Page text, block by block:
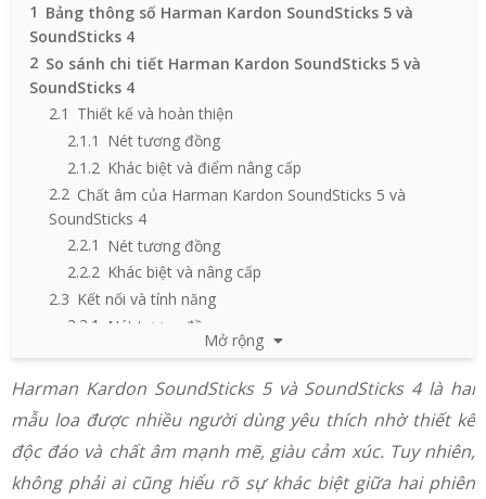
1 Bảng thông số Harman Kardon SoundSticks 5 và
SoundSticks 4
2 So sánh chi tiết Harman Kardon SoundSticks 5 và
SoundSticks 4
2.1 Thiết kế và hoàn thiện
2.1.1 Nét tương đồng
2.1.2 Khác biệt và điểm nâng cấp
2.2 Chất âm của Harman Kardon SoundSticks 5 và
SoundSticks 4
2.2.1 Nét tương đồng
2.2.2 Khác biệt và nâng cấp
2.3 Kết nối và tính năng
2.3.1 Nét tương đồng
Khác biệt và điểm nâng cấp
Trải nghiệm người dùng và tiện ích
2.4.2 Trải nghiệm người dùng trên SoundSticks 4
2.4.3 Điểm nâng cấp về tiện ích trên SoundSticks 5
2.5 Giá tham khảo của Harman Kardon SoundSticks 5 và
Mở rộng
Harman Kardon SoundSticks 5 và SoundSticks 4 là hai
mẫu loa được nhiều người dùng yêu thích nhờ thiết kế
độc đáo và chất âm mạnh mẽ, giàu cảm xúc. Tuy nhiên,
không phải ai cũng hiểu rõ sự khác biệt giữa hai phiên